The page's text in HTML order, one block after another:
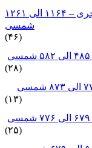
قرن سیزده هجری – ۱۱۶۴ الی ۱۲۶۱
شمسی
(۴۶)
(۲۸)
(۱۳)
(۲۵)